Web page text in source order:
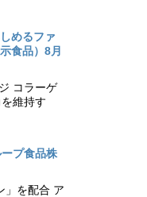
めるファ
食品）8月
コラーゲ
維持す
プ食品株
」を配合 ア